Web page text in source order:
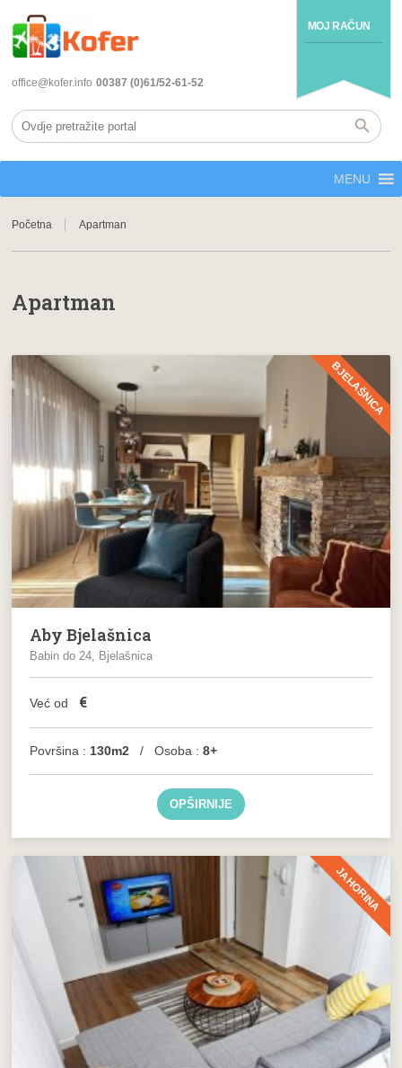
MOJ RAČUN
office@kofer.info 00387 (0)61/52-61-52
MENU
Početna Apartman
Apartman
BJELAŠNICA
Aby Bjelašnica
Babin do 24, Bjelašnica
Već od €
Površina : 130m2 / Osoba :8+
OPŠIRNIJE
JAHORINA